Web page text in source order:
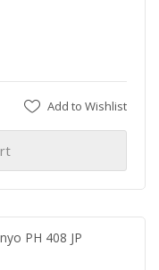
Add to Wishlist
PH 408 JP